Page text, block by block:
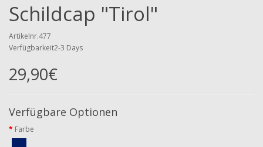
Schildcap "Tirol"
Artikelnr.477
Verfügbarkeit2-3 Days
29,90€
Verfügbare Optionen
Farbe